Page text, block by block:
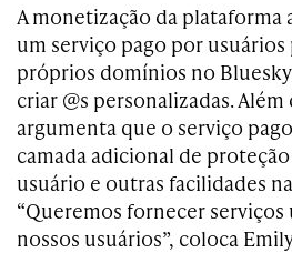
A monetização da plataforma
um serviço pago por
próprios domínios no
criar @s personalizadas.
argumenta que o serviço
camada adicional de
usuário e outras facilidades
“Queremos fornecer serviços
nossos usuários”, coloca